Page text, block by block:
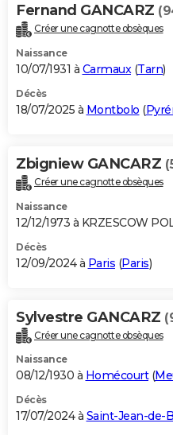
Bricolage
Lifestyle
Culture
Sport
Auto
Television
Voyage
Cinema
Fernand GANCARZ
Créer une cagnotte obsèques
Naissance
10/07/1931 à Carmaux(Tarn)
Décès
18/07/2025 à Montbolo (
Zbigniew GANCARZ
Créer une cagnotte obsèques
Naissance
12/12/1973 à KRZESCOW
Décès
12/09/2024 à Paris (Paris)
Sylvestre GANCARZ
Créer une cagnotte obsèques
Naissance
08/12/1930 à Homécourt(
Décès
17/07/2024 à Saint-Jean-de-